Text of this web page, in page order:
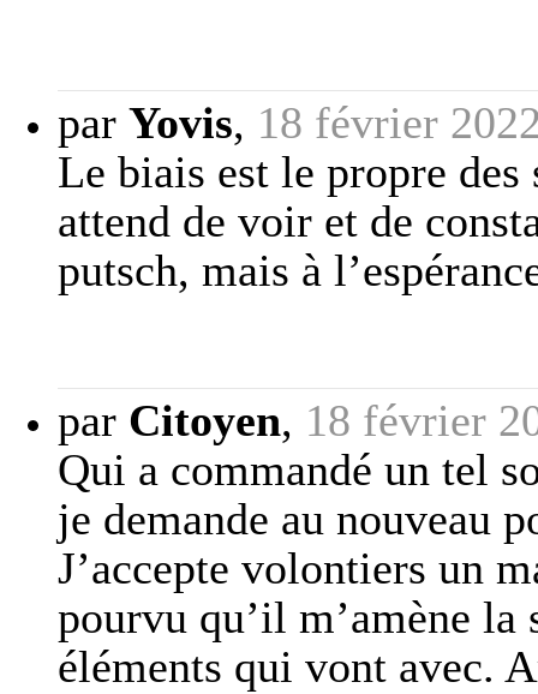
par Yovis, 18 février
Le biais est le propre
attend de voir et de
putsch, mais à
par Citoyen, 18 février
Qui a commandé un tel
je demande au nouveau
J’accepte volontiers un
pourvu qu’il m’amène
éléments qui vont avec.